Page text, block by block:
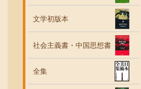
文学初版本
社会主義書・中国思想書
全集